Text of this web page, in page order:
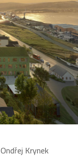
Ondřej Krynek